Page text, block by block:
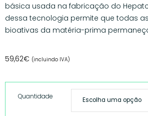
básica usada na fabricação do
dessa tecnologia permite que todas
bioativas da matéria-prima
59,62€ (incluindo IVA)
Quantidade